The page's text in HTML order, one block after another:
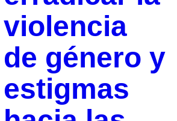
violencia
de género y
estigmas